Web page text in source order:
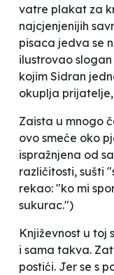
vatre plakat za
najcjenjenijih
pisaca jedva se
ilustrovao
kojim Sidran
okuplja
Zaista u mnogo
ovo smeće oko
ispražnjena od
različitosti, sušti
rekao: "ko mi
sukurac.")
Književnost u toj
i sama takva.
postići. Jer se s